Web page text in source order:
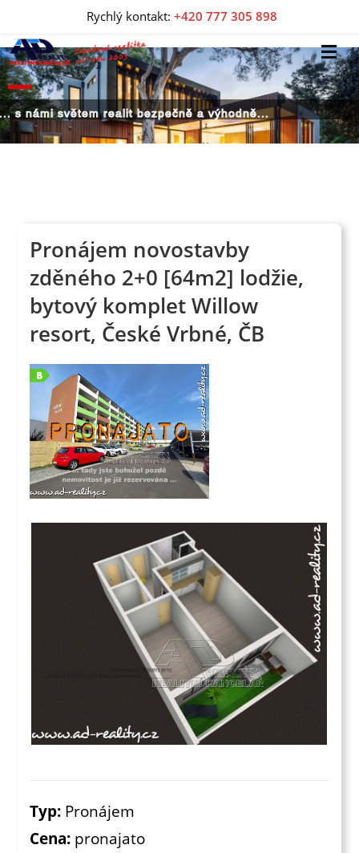
s námi světem realit bezpečně a výhodně...
Pronájem novostavby
zděného 2+0 [64m2] lodžie,
bytový komplet Willow
resort, České Vrbné, ČB
Typ: Pronájem
Cena: pronajato
Rychlý kontakt: +420 777 305 898